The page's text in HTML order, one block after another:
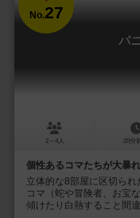
No.27
パ
2～4人 20分
個性あるコマたちが大暴れ
立体的な8部屋に区切ら
コマ（蛇や冒険者、お宝
傾けたり白熱すること間